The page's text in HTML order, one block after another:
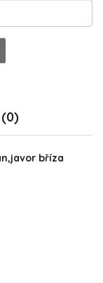
bříza